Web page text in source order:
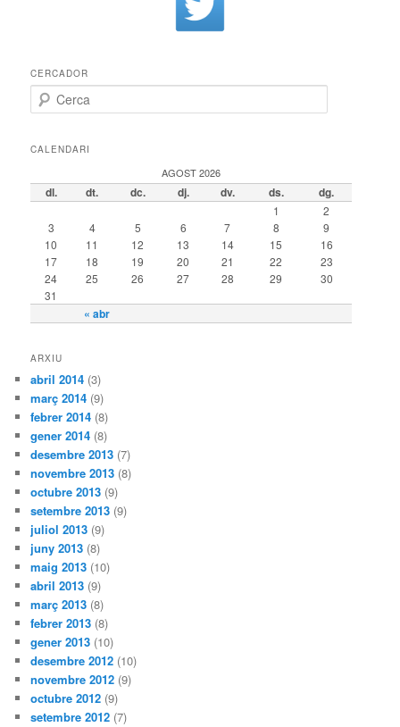
CERCADOR
Cerca
CALENDARI
AGOST 2026
dl. dt. dc. dj. dv. ds. dg.
« abr
1
2
3
4 5 6 7 8
9
10
11 12 13 14 15
16
17
18 19 20 21 22
23
24
25 26 27 28 29
30
31
ARXIU
abril 2014 (3)
març 2014 (9)
febrer 2014 (8)
gener 2014 (8)
desembre 2013 (7)
novembre 2013 (8)
octubre 2013 (9)
setembre 2013 (9)
juliol 2013 (9)
juny 2013 (8)
maig 2013 (10)
abril 2013 (9)
març 2013 (8)
febrer 2013 (8)
gener 2013 (10)
desembre 2012 (10)
novembre 2012 (9)
octubre 2012 (9)
setembre 2012 (7)